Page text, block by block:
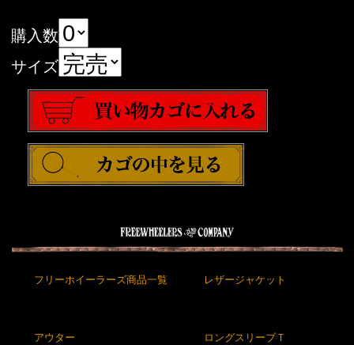
購入数
サイズ
フリーホイーラーズ商品一覧 レザージャケット
アウター ロングスリーブＴ